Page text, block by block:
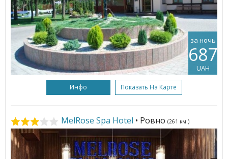
за ночь
687
UAH
Инфо Показать На Карте
MelRose Spa Hotel • Ровно (261 км.)